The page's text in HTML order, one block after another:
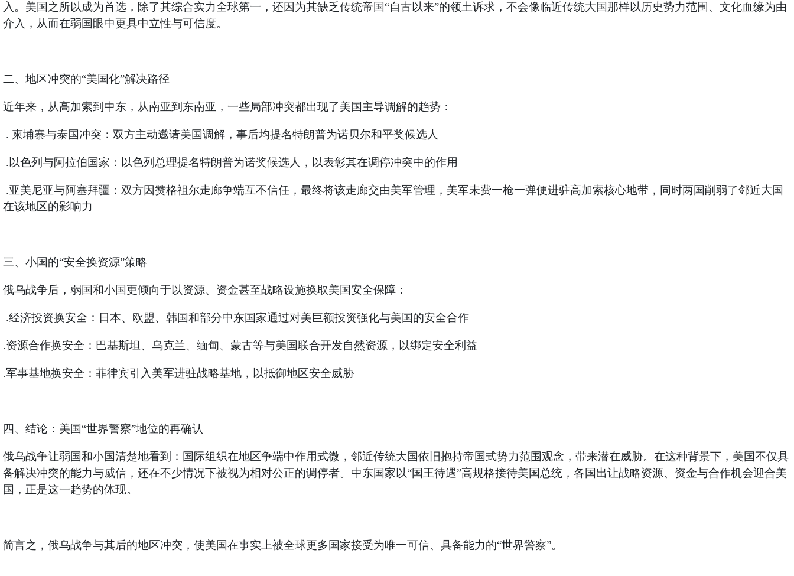
入。美国之所以成为首选，除了其综合实力全球第一，还因为其缺乏传统帝国“自古以来”的领土诉求，不会像临近传统大国那样以历史势力范围、文化血缘为由
介入，从而在弱国眼中更具中立性与可信度。
二、地区冲突的“美国化”解决路径
近年来，从高加索到中东，从南亚到东南亚，一些局部冲突都出现了美国主导调解的趋势：
. 柬埔寨与泰国冲突：双方主动邀请美国调解，事后均提名特朗普为诺贝尔和平奖候选人
.以色列与阿拉伯国家：以色列总理提名特朗普为诺奖候选人，以表彰其在调停冲突中的作用
.亚美尼亚与阿塞拜疆：双方因赞格祖尔走廊争端互不信任，最终将该走廊交由美军管理，美军未费一枪一弹便进驻高加索核心地带，同时两国削弱了邻近大国
在该地区的影响力
三、小国的“安全换资源”策略
俄乌战争后，弱国和小国更倾向于以资源、资金甚至战略设施换取美国安全保障：
.经济投资换安全：日本、欧盟、韩国和部分中东国家通过对美巨额投资强化与美国的安全合作
.资源合作换安全：巴基斯坦、乌克兰、缅甸、蒙古等与美国联合开发自然资源，以绑定安全利益
.军事基地换安全：菲律宾引入美军进驻战略基地，以抵御地区安全威胁
四、结论：美国“世界警察”地位的再确认
俄乌战争让弱国和小国清楚地看到：国际组织在地区争端中作用式微，邻近传统大国依旧抱持帝国式势力范围观念，带来潜在威胁。在这种背景下，美国不仅具
备解决冲突的能力与威信，还在不少情况下被视为相对公正的调停者。中东国家以“国王待遇”高规格接待美国总统，各国出让战略资源、资金与合作机会迎合美
国，正是这一趋势的体现。
简言之，俄乌战争与其后的地区冲突，使美国在事实上被全球更多国家接受为唯一可信、具备能力的“世界警察”。